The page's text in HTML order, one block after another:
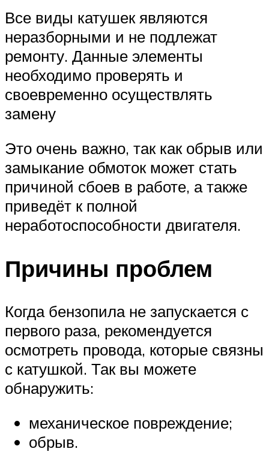
Все виды катушек являются
неразборными и не подлежат
ремонту. Данные элементы
необходимо проверять и
своевременно осуществлять
замену
Это очень важно, так как обрыв или
замыкание обмоток может стать
причиной сбоев в работе, а также
приведёт к полной
неработоспособности двигателя.
Причины проблем
Когда бензопила не запускается с
первого раза, рекомендуется
осмотреть провода, которые связны
с катушкой. Так вы можете
обнаружить:
механическое повреждение;
обрыв.